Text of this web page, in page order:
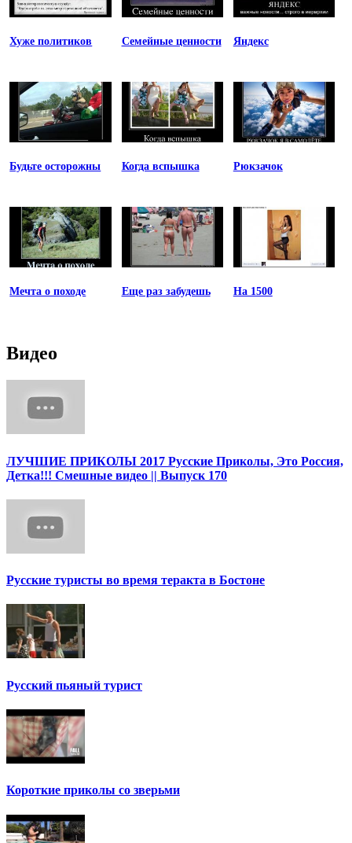
Хуже политиков Семейные ценности Яндекс
Будьте осторожны Когда вспышка Рюкзачок
Мечта о походе Еще раз забудешь На 1500
Видео
ЛУЧШИЕ ПРИКОЛЫ 2017 Русские Приколы, Это Россия,
Детка!!! Смешные видео || Выпуск 170
Русские туристы во время теракта в Бостоне
Русский пьяный турист
Короткие приколы со зверьми